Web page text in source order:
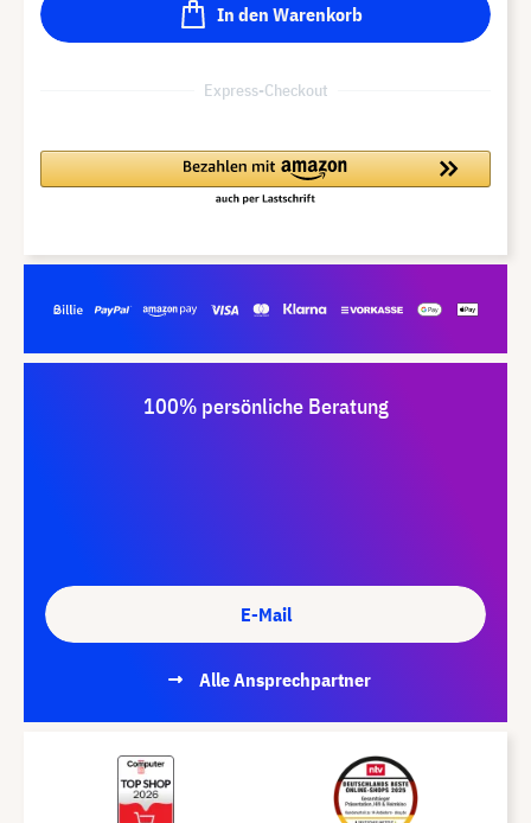
In den Warenkorb
Express-Checkout
100% persönliche Beratung
E-Mail
Alle Ansprechpartner